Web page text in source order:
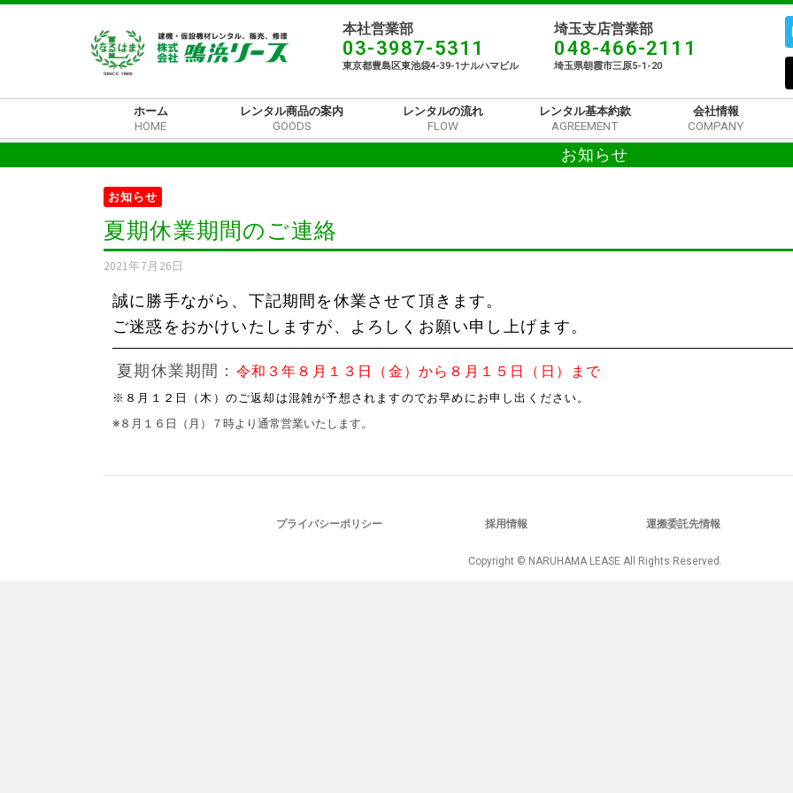
本社営業部​
03-3987-5311
東京都豊島区東池袋4-39-1ナルハマビル​
埼玉支店営業部
048-466-2111
埼玉県朝霞市三原5-1-20
ホーム
HOME
レンタル商品の案内
GOODS
レンタルの流れ
FLOW
レンタル基本約款
AGREEMENT
会社情報
COMPANY
お知らせ
お知らせ
夏期休業期間のご連絡
2021年7月26日
誠に勝手ながら、下記期間を休業させて頂きます。
ご迷惑をおかけいたしますが、よろしくお願い申し上げます。
夏期休業期間： 令和３年８月１３日（金）から８月１５日（日）まで
※８月１２日（木）のご返却は混雑が予想されますのでお早めにお申し出ください。
※８月１６日（月）７時より通常営業いたします。
プライバシーポリシー 採用情報 運搬委託先情報
Copyright © NARUHAMA LEASE All Rights Reserved.